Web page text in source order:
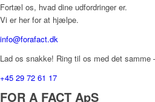
Fortæl os, hvad dine udfordringer er.
Vi er her for at hjælpe.
info@forafact.dk
Lad os snakke! Ring til os med det
+45 29 72 61 17
FOR A FACT ApS